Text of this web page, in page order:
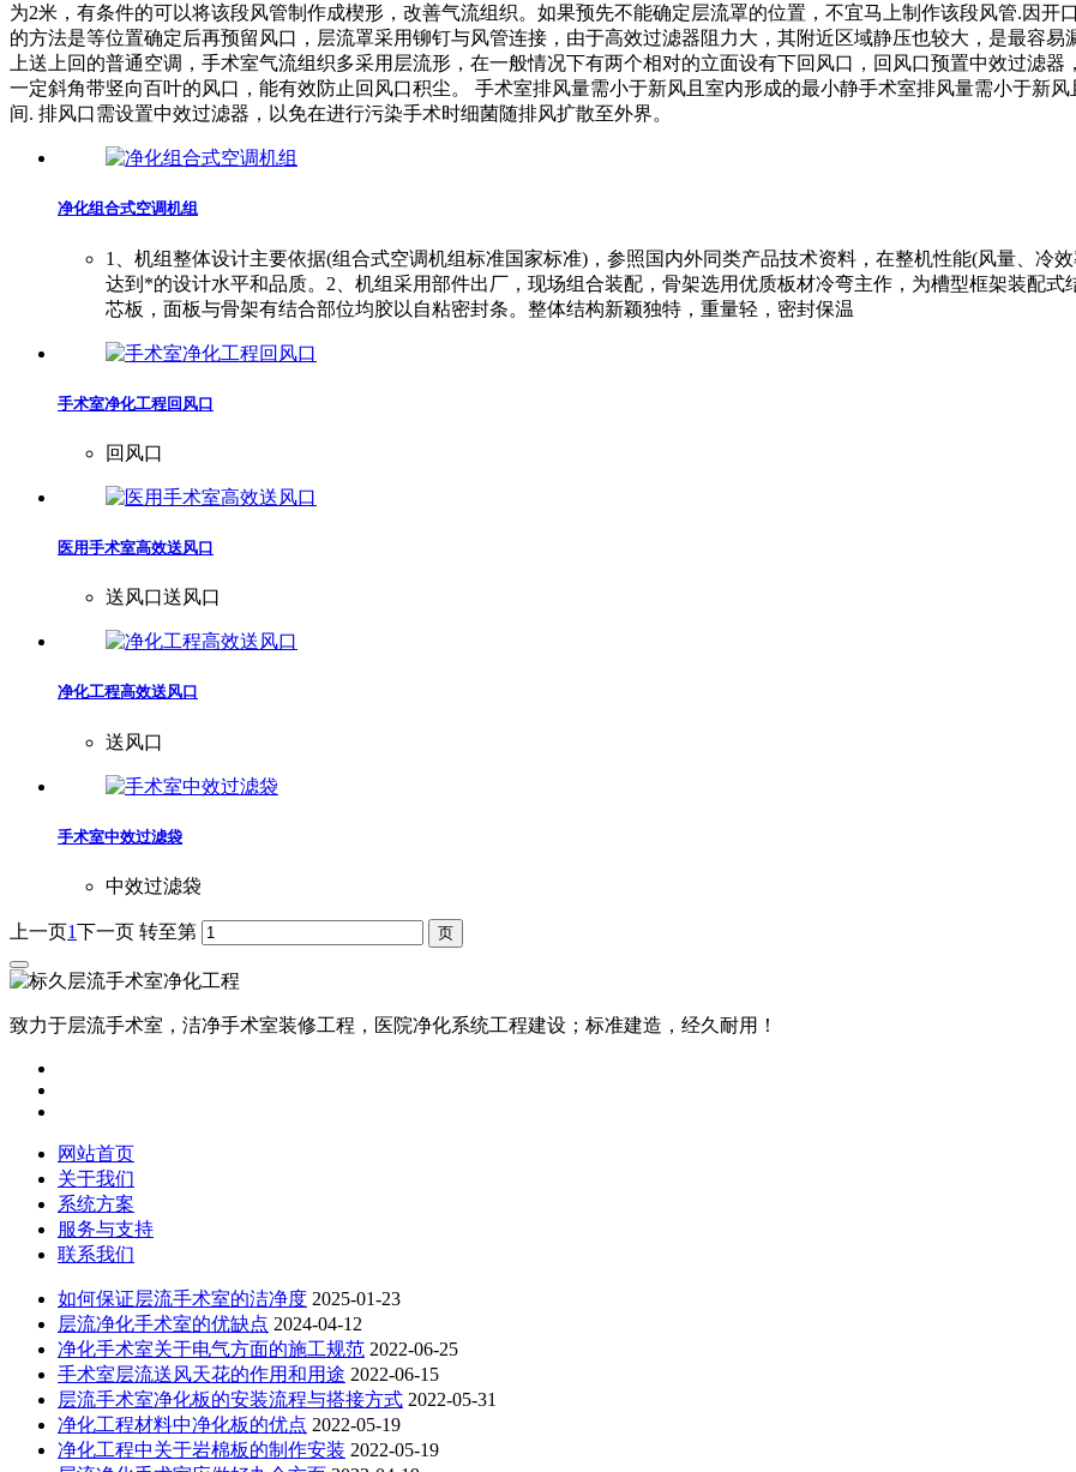
为2米，有条件的可以将该段风管制作成楔形，改善气流组织。如果预先不能确定层流罩的位置，不宜马上制作该段风管.因
的方法是等位置确定后再预留风口，层流罩采用铆钉与风管连接，由于高效过滤器阻力大，其附近区域静压也较大，是最容易
上送上回的普通空调，手术室气流组织多采用层流形，在一般情况下有两个相对的立面设有下回风口，回风口预置中效过滤
一定斜角带竖向百叶的风口，能有效防止回风口积尘。 手术室排风量需小于新风且室内形成的最小静手术室排风量需小于新
间. 排风口需设置中效过滤器，以免在进行污染手术时细菌随排风扩散至外界。
净化组合式空调机组
1、机组整体设计主要依据(组合式空调机组标准国家标准)，参照国内外同类产品技术资料，在整机性能(风量、冷
达到*的设计水平和品质。2、机组采用部件出厂，现场组合装配，骨架选用优质板材冷弯主作，为槽型框架装配
芯板，面板与骨架有结合部位均胶以自粘密封条。整体结构新颖独特，重量轻，密封保温
手术室净化工程回风口
回风口
医用手术室高效送风口
送风口送风口
净化工程高效送风口
送风口
手术室中效过滤袋
中效过滤袋
上一页1下一页 转至第
致力于层流手术室，洁净手术室装修工程，医院净化系统工程建设；标准建造，经久耐用！
网站首页
关于我们
系统方案
服务与支持
联系我们
如何保证层流手术室的洁净度 2025-01-23
层流净化手术室的优缺点 2024-04-12
净化手术室关于电气方面的施工规范 2022-06-25
手术室层流送风天花的作用和用途 2022-06-15
层流手术室净化板的安装流程与搭接方式 2022-05-31
净化工程材料中净化板的优点 2022-05-19
净化工程中关于岩棉板的制作安装 2022-05-19